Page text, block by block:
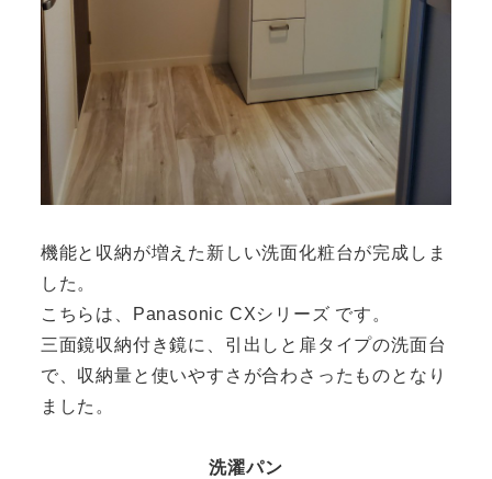
機能と収納が増えた新しい洗面化粧台が完成しま
した。
こちらは、Panasonic CXシリーズ です。
三面鏡収納付き鏡に、引出しと扉タイプの洗面台
で、収納量と使いやすさが合わさったものとなり
ました。
洗濯パン